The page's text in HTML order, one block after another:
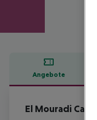
Angebote
El Mouradi Cap